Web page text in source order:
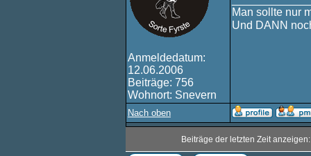
Anmeldedatum:
12.06.2006
Beiträge: 756
Wohnort: Snevern
Man sollte nur
Und DANN
Nach oben
Beiträge der letzten Zeit